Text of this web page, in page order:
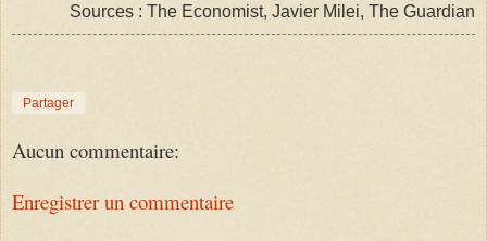
Sources : The Economist, Javier Milei, The Guardian
Partager
Aucun commentaire:
Enregistrer un commentaire